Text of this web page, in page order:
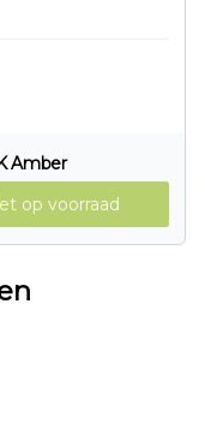
Amber
op voorraad